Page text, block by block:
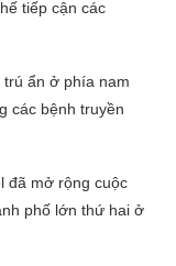
tiếp cận các
ẩn ở phía nam
các bệnh truyền
đã mở rộng cuộc
phố lớn thứ hai ở